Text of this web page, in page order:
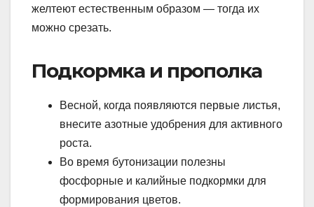
желтеют естественным образом — тогда их
можно срезать.
Подкормка и прополка
Весной, когда появляются первые листья,
внесите азотные удобрения для активного
роста.
Во время бутонизации полезны
фосфорные и калийные подкормки для
формирования цветов.